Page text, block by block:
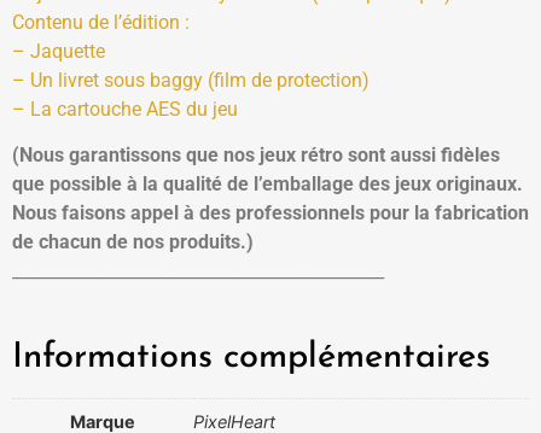
Contenu de l’édition :
– Jaquette
– Un livret sous baggy (film de protection)
– La cartouche AES du jeu
(Nous garantissons que nos jeux rétro sont aussi fidèles
que possible à la qualité de l’emballage des jeux originaux.
Nous faisons appel à des professionnels pour la fabrication
de chacun de nos produits.)
Informations complémentaires
Marque PixelHeart